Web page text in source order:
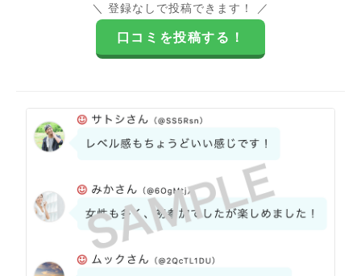
＼ 登録なしで投稿できます！ ／
口コミを投稿する！